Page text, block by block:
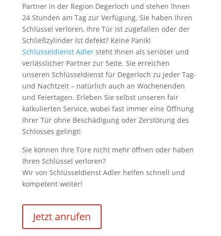
Partner in der Region Degerloch und stehen Ihnen
24 Stunden am Tag zur Verfügung. Sie haben Ihren
Schlüssel verloren, Ihre Tür ist zugefallen oder der
Schließzylinder ist defekt? Keine Panik!
Schlüsseldienst Adlersteht Ihnen als seriöser und
verlässlicher Partner zur Seite. Sie erreichen
unseren Schlüsseldienst für Degerloch zu jeder Tag-
und Nachtzeit – natürlich auch an Wochenenden
und Feiertagen. Erleben Sie selbst unseren fair
kalkulierten Service, wobei fast immer eine Öffnung
Ihrer Tür ohne Beschädigung oder Zerstörung des
Schlosses gelingt!
Sie können Ihre Türe nicht mehr öffnen oder haben
Ihren Schlüssel verloren?
Wir von Schlüsseldienst Adler helfen schnell und
kompetent weiter!
Jetzt anrufen